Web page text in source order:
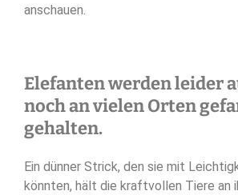
anschauen.
Elefanten werden leider
noch an vielen Orten
gehalten.
Ein dünner Strick, den sie mit
könnten, hält die kraftvollen Tiere an